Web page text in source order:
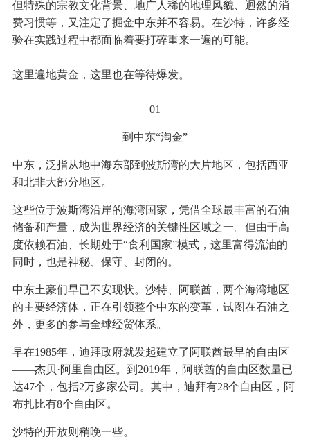
但特殊的宗教文化背景、地广人稀的地理风貌、迥然的消
费习惯等，又注定了掘金中东并不容易。在沙特，许多经
验在实践过程中都面临着要打碎重来一遍的可能。
这里遍地黄金，这里也在等待爆发。
01
到中东“淘金”
中东，泛指从地中海东部到波斯湾的大片地区，包括西亚
和北非大部分地区。
这些位于波斯湾沿岸的海湾国家，凭借全球最丰富的石油
储备和产量，成为世界经济的关键性区域之一。但由于高
度依赖石油、长期处于“食利国家”模式，这里富得流油的
同时，也是神秘、保守、封闭的。
中东土豪们早已不安现状。沙特、阿联酋，两个海湾地区
的主要经济体，正在引领整个中东的变革，试图在石油之
外，更多的参与全球经贸体系。
早在1985年，迪拜政府就发起建立了阿联酋最早的自由区
——杰贝·阿里自由区。到2019年，阿联酋的自由区数量已
达47个，包括2万多家公司。其中，迪拜有28个自由区，阿
布扎比有8个自由区。
沙特的开放则稍晚一些。